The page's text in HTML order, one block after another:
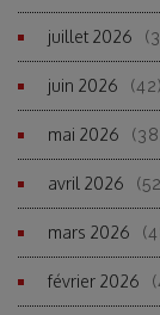
juillet 2026
juin 2026 (42)
mai 2026
avril 2026
mars 2026
février 2026